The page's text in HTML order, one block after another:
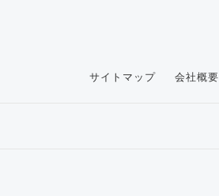
サイトマップ 会社概要